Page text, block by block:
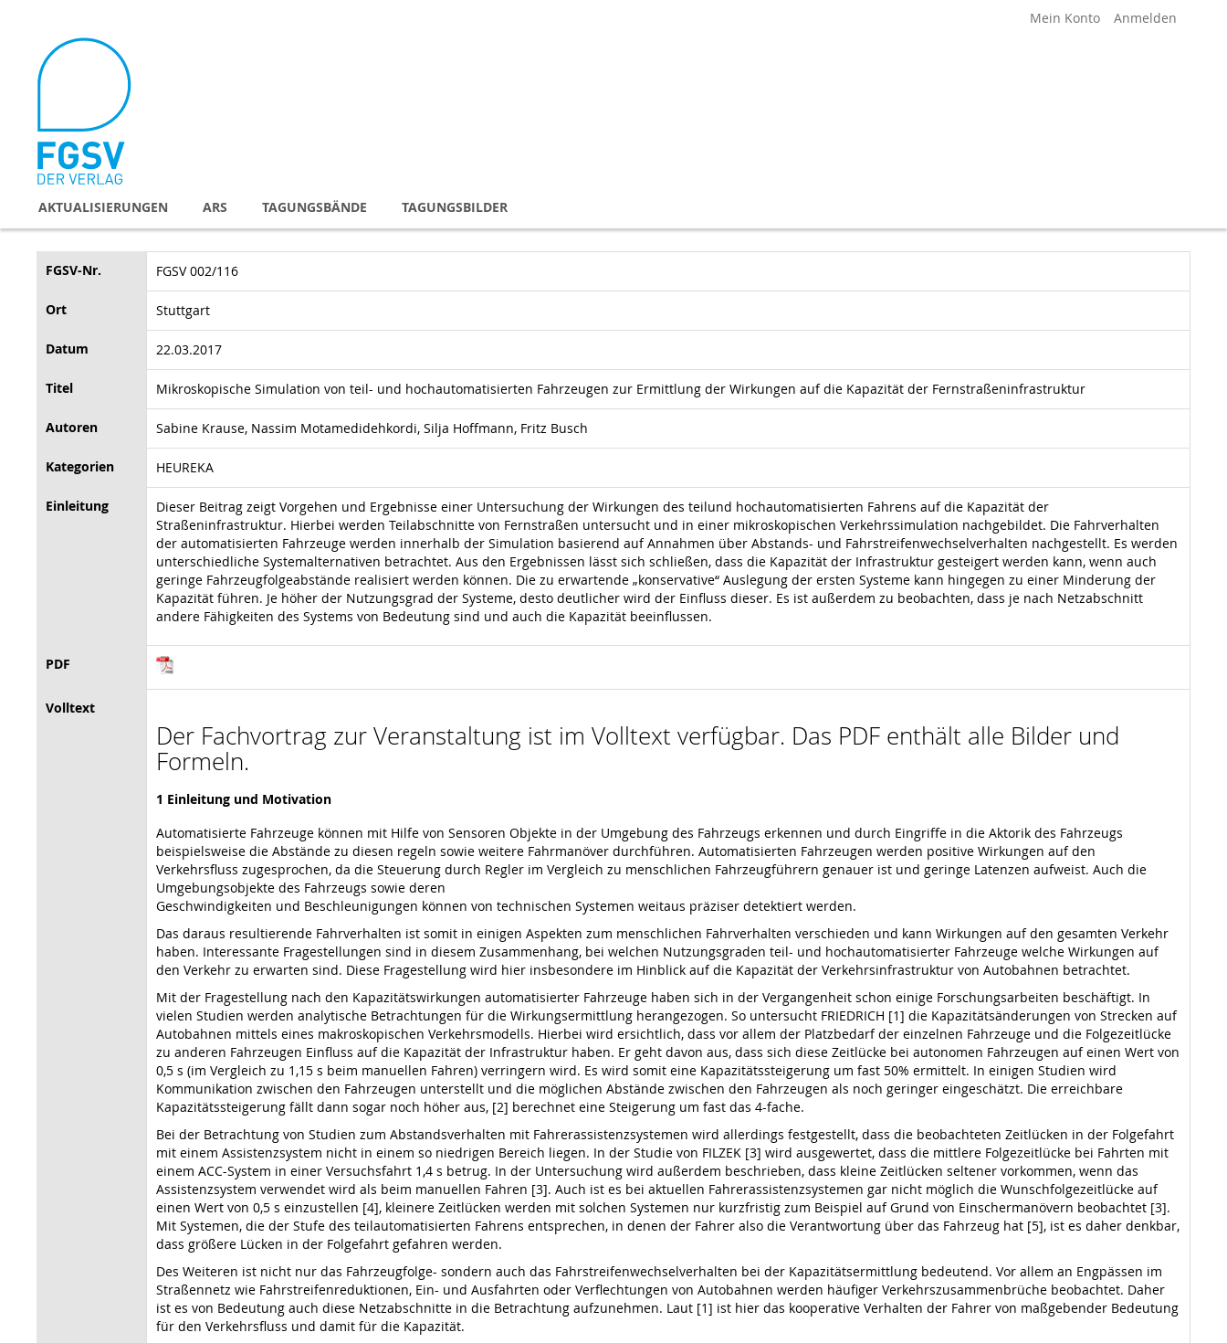
Mein Konto Anmelden
Inhalt
AKTUALISIERUNGEN ARS TAGUNGSBÄNDE TAGUNGSBILDER
FGSV-Nr. FGSV 002/116
Ort Stuttgart
Datum 22.03.2017
Titel Mikroskopische Simulation von teil- und hochautomatisierten Fahrzeugen zur Ermittlung der Wirkungen auf die Kapazität der Fernstraßeninfrastruktur
Autoren Sabine Krause, Nassim Motamedidehkordi, Silja Hoffmann, Fritz Busch
Kategorien HEUREKA
Einleitung
Dieser Beitrag zeigt Vorgehen und Ergebnisse einer Untersuchung der Wirkungen des teilund hochautomatisierten Fahrens auf die Kapazität der
Straßeninfrastruktur. Hierbei werden Teilabschnitte von Fernstraßen untersucht und in einer mikroskopischen Verkehrssimulation nachgebildet. Die Fahrverhalten
der automatisierten Fahrzeuge werden innerhalb der Simulation basierend auf Annahmen über Abstands- und Fahrstreifenwechselverhalten nachgestellt. Es werden
unterschiedliche Systemalternativen betrachtet. Aus den Ergebnissen lässt sich schließen, dass die Kapazität der Infrastruktur gesteigert werden kann, wenn auch
geringe Fahrzeugfolgeabstände realisiert werden können. Die zu erwartende „konservative“ Auslegung der ersten Systeme kann hingegen zu einer Minderung der
Kapazität führen. Je höher der Nutzungsgrad der Systeme, desto deutlicher wird der Einfluss dieser. Es ist außerdem zu beobachten, dass je nach Netzabschnitt
andere Fähigkeiten des Systems von Bedeutung sind und auch die Kapazität beeinflussen.
PDF
Volltext
Der Fachvortrag zur Veranstaltung ist im Volltext verfügbar. Das PDF enthält alle Bilder und
Formeln.
1 Einleitung und Motivation
Automatisierte Fahrzeuge können mit Hilfe von Sensoren Objekte in der Umgebung des Fahrzeugs erkennen und durch Eingriffe in die Aktorik des Fahrzeugs
beispielsweise die Abstände zu diesen regeln sowie weitere Fahrmanöver durchführen. Automatisierten Fahrzeugen werden positive Wirkungen auf den
Verkehrsfluss zugesprochen, da die Steuerung durch Regler im Vergleich zu menschlichen Fahrzeugführern genauer ist und geringe Latenzen aufweist. Auch die
Umgebungsobjekte des Fahrzeugs sowie deren
Geschwindigkeiten und Beschleunigungen können von technischen Systemen weitaus präziser detektiert werden.
Das daraus resultierende Fahrverhalten ist somit in einigen Aspekten zum menschlichen Fahrverhalten verschieden und kann Wirkungen auf den gesamten Verkehr
haben. Interessante Fragestellungen sind in diesem Zusammenhang, bei welchen Nutzungsgraden teil- und hochautomatisierter Fahrzeuge welche Wirkungen auf
den Verkehr zu erwarten sind. Diese Fragestellung wird hier insbesondere im Hinblick auf die Kapazität der Verkehrsinfrastruktur von Autobahnen betrachtet.
Mit der Fragestellung nach den Kapazitätswirkungen automatisierter Fahrzeuge haben sich in der Vergangenheit schon einige Forschungsarbeiten beschäftigt. In
vielen Studien werden analytische Betrachtungen für die Wirkungsermittlung herangezogen. So untersucht FRIEDRICH [1] die Kapazitätsänderungen von Strecken auf
Autobahnen mittels eines makroskopischen Verkehrsmodells. Hierbei wird ersichtlich, dass vor allem der Platzbedarf der einzelnen Fahrzeuge und die Folgezeitlücke
zu anderen Fahrzeugen Einfluss auf die Kapazität der Infrastruktur haben. Er geht davon aus, dass sich diese Zeitlücke bei autonomen Fahrzeugen auf einen Wert von
0,5 s (im Vergleich zu 1,15 s beim manuellen Fahren) verringern wird. Es wird somit eine Kapazitätssteigerung um fast 50% ermittelt. In einigen Studien wird
Kommunikation zwischen den Fahrzeugen unterstellt und die möglichen Abstände zwischen den Fahrzeugen als noch geringer eingeschätzt. Die erreichbare
Kapazitätssteigerung fällt dann sogar noch höher aus, [2] berechnet eine Steigerung um fast das 4-fache.
Bei der Betrachtung von Studien zum Abstandsverhalten mit Fahrerassistenzsystemen wird allerdings festgestellt, dass die beobachteten Zeitlücken in der Folgefahrt
mit einem Assistenzsystem nicht in einem so niedrigen Bereich liegen. In der Studie von FILZEK [3] wird ausgewertet, dass die mittlere Folgezeitlücke bei Fahrten mit
einem ACC-System in einer Versuchsfahrt 1,4 s betrug. In der Untersuchung wird außerdem beschrieben, dass kleine Zeitlücken seltener vorkommen, wenn das
Assistenzsystem verwendet wird als beim manuellen Fahren [3]. Auch ist es bei aktuellen Fahrerassistenzsystemen gar nicht möglich die Wunschfolgezeitlücke auf
einen Wert von 0,5 s einzustellen [4], kleinere Zeitlücken werden mit solchen Systemen nur kurzfristig zum Beispiel auf Grund von Einschermanövern beobachtet [3].
Mit Systemen, die der Stufe des teilautomatisierten Fahrens entsprechen, in denen der Fahrer also die Verantwortung über das Fahrzeug hat [5], ist es daher denkbar,
dass größere Lücken in der Folgefahrt gefahren werden.
Des Weiteren ist nicht nur das Fahrzeugfolge- sondern auch das Fahrstreifenwechselverhalten bei der Kapazitätsermittlung bedeutend. Vor allem an Engpässen im
Straßennetz wie Fahrstreifenreduktionen, Ein- und Ausfahrten oder Verflechtungen von Autobahnen werden häufiger Verkehrszusammenbrüche beobachtet. Daher
ist es von Bedeutung auch diese Netzabschnitte in die Betrachtung aufzunehmen. Laut [1] ist hier das kooperative Verhalten der Fahrer von maßgebender Bedeutung
für den Verkehrsfluss und damit für die Kapazität.